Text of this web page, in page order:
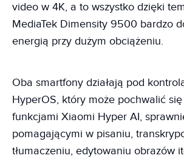
video w 4K, a to wszystko dzięki
MediaTek Dimensity 9500 bardzo
energią przy dużym obciążeniu.
Oba smartfony działają pod
HyperOS, który może pochwalić
funkcjami Xiaomi Hyper AI,
pomagającymi w pisaniu,
tłumaczeniu, edytowaniu obrazów